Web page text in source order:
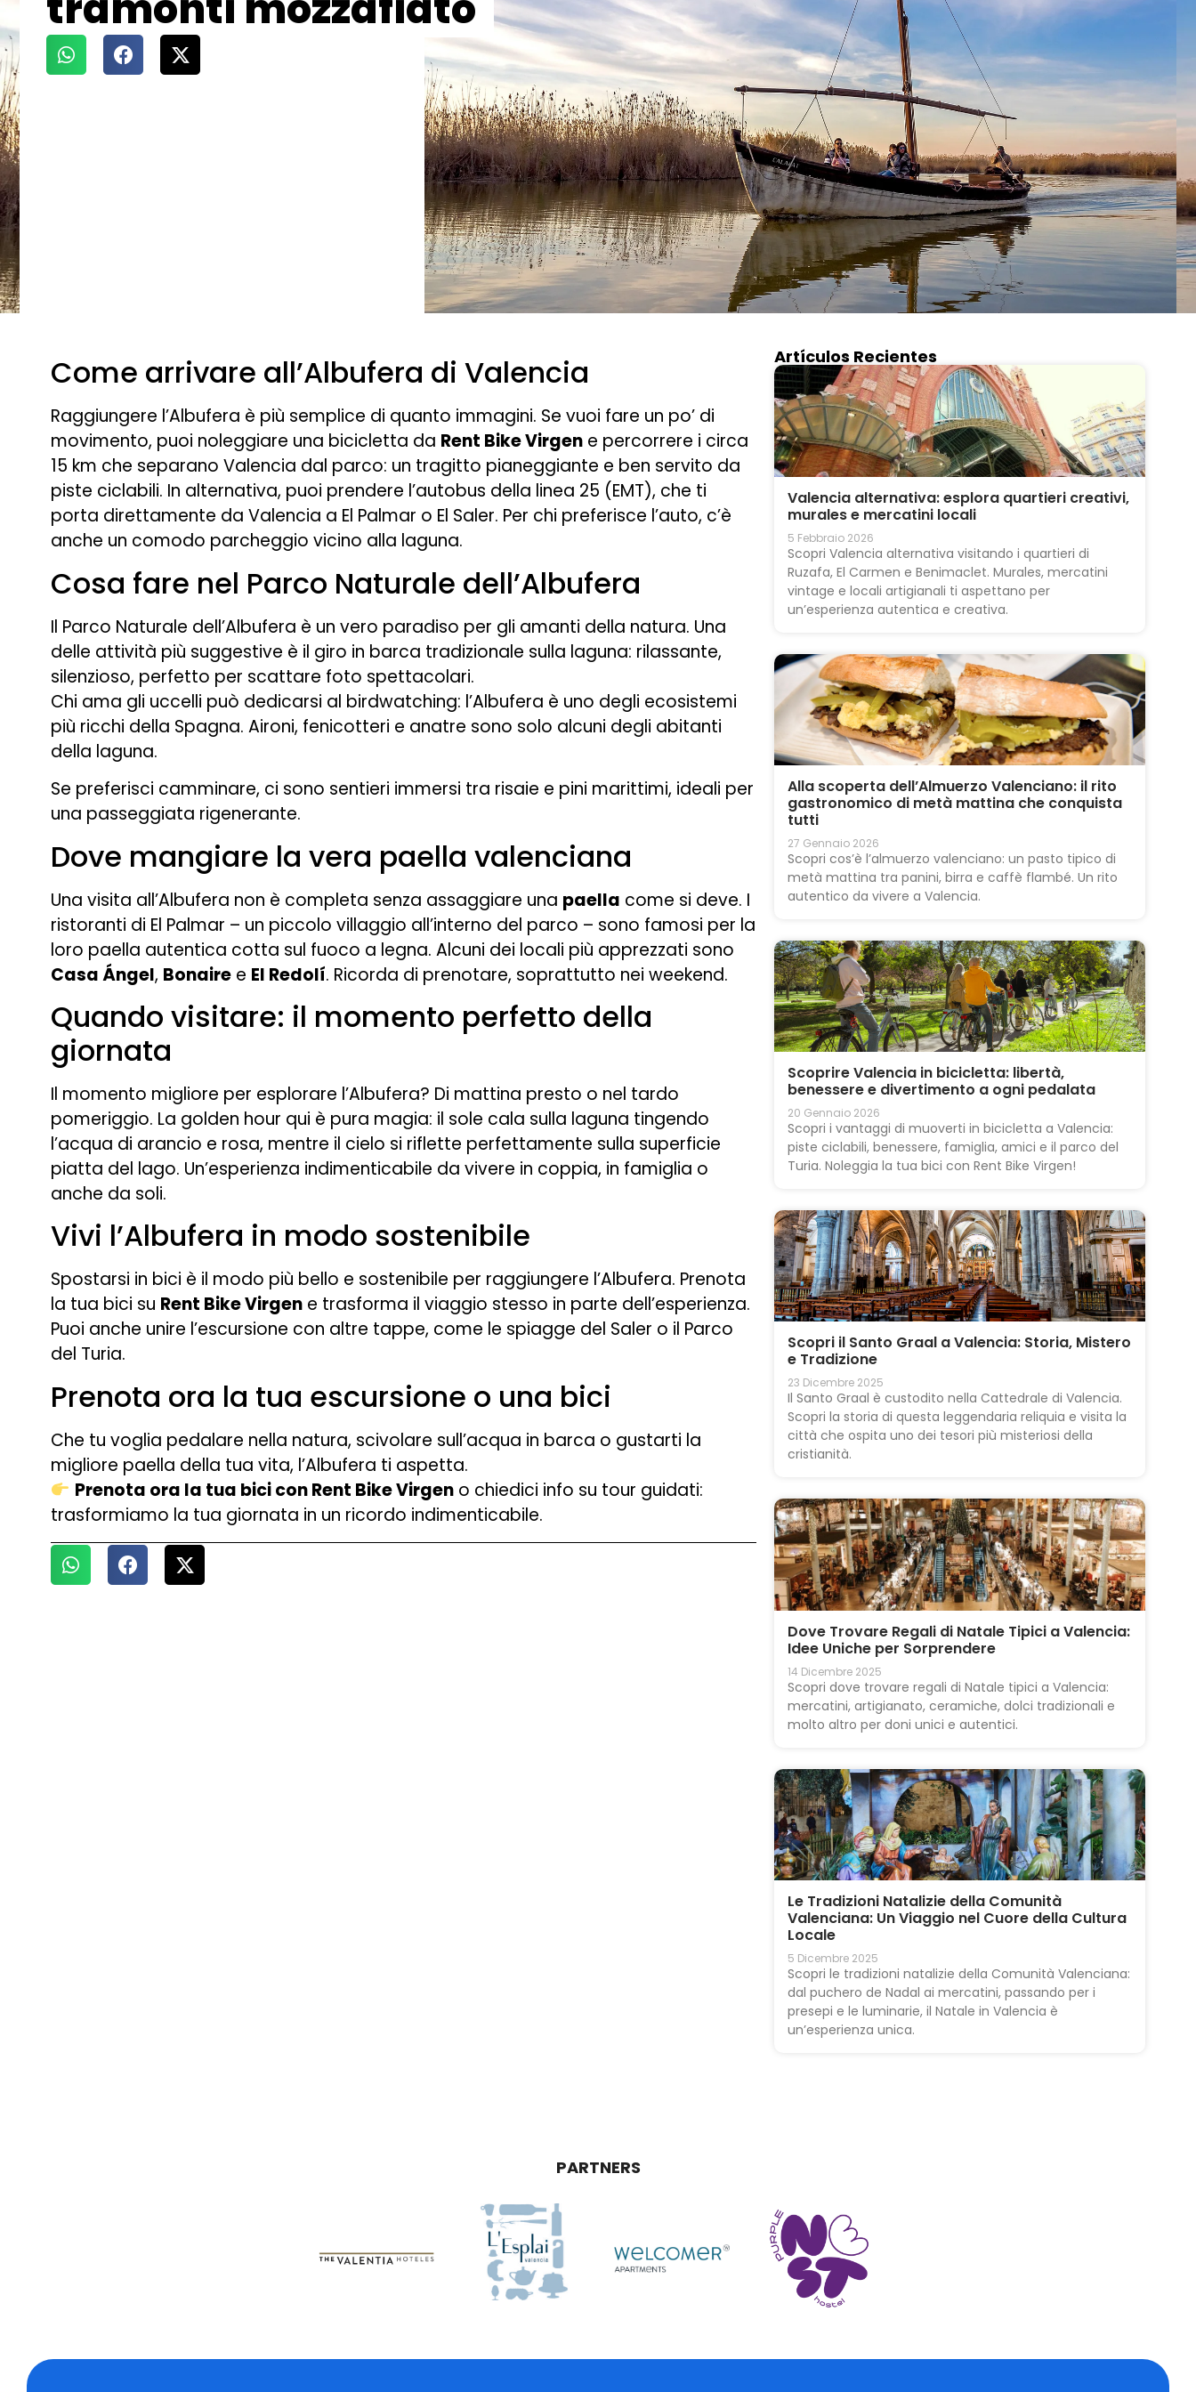
Come arrivare all’Albufera di Valencia
Raggiungere l’Albufera è più semplice di quanto immagini. Se vuoi fare un po’ di
movimento, puoi noleggiare una bicicletta da Rent Bike Virgen e percorrere i circa
15 km che separano Valencia dal parco: un tragitto pianeggiante e ben servito da
piste ciclabili. In alternativa, puoi prendere l’autobus della linea 25 (EMT), che ti
porta direttamente da Valencia a El Palmar o El Saler. Per chi preferisce l’auto, c’è
anche un comodo parcheggio vicino alla laguna.
Cosa fare nel Parco Naturale dell’Albufera
Il Parco Naturale dell’Albufera è un vero paradiso per gli amanti della natura. Una
delle attività più suggestive è il giro in barca tradizionale sulla laguna: rilassante,
silenzioso, perfetto per scattare foto spettacolari.
Chi ama gli uccelli può dedicarsi al birdwatching: l’Albufera è uno degli ecosistemi
più ricchi della Spagna. Aironi, fenicotteri e anatre sono solo alcuni degli abitanti
della laguna.
Se preferisci camminare, ci sono sentieri immersi tra risaie e pini marittimi, ideali per
una passeggiata rigenerante.
Dove mangiare la vera paella valenciana
Una visita all’Albufera non è completa senza assaggiare una paella come si deve. I
ristoranti di El Palmar – un piccolo villaggio all’interno del parco – sono famosi per la
loro paella autentica cotta sul fuoco a legna. Alcuni dei locali più apprezzati sono
Casa Ángel, Bonaire e El Redolí. Ricorda di prenotare, soprattutto nei weekend.
Quando visitare: il momento perfetto della
giornata
Il momento migliore per esplorare l’Albufera? Di mattina presto o nel tardo
pomeriggio. La golden hour qui è pura magia: il sole cala sulla laguna tingendo
l’acqua di arancio e rosa, mentre il cielo si riflette perfettamente sulla superficie
piatta del lago. Un’esperienza indimenticabile da vivere in coppia, in famiglia o
anche da soli.
Vivi l’Albufera in modo sostenibile
Spostarsi in bici è il modo più bello e sostenibile per raggiungere l’Albufera. Prenota
la tua bici su Rent Bike Virgen e trasforma il viaggio stesso in parte dell’esperienza.
Puoi anche unire l’escursione con altre tappe, come le spiagge del Saler o il Parco
del Turia.
Prenota ora la tua escursione o una bici
Che tu voglia pedalare nella natura, scivolare sull’acqua in barca o gustarti la
migliore paella della tua vita, l’Albufera ti aspetta.
Prenota ora la tua bici con Rent Bike Virgeno chiedici info su tour guidati:
trasformiamo la tua giornata in un ricordo indimenticabile.
Artículos Recientes
Valencia alternativa: esplora quartieri creativi,
murales e mercatini locali
5 Febbraio 2026
Scopri Valencia alternativa visitando i quartieri di
Ruzafa, El Carmen e Benimaclet. Murales, mercatini
vintage e locali artigianali ti aspettano per
un’esperienza autentica e creativa.
Alla scoperta dell’Almuerzo Valenciano: il rito
gastronomico di metà mattina che conquista
tutti
27 Gennaio 2026
Scopri cos’è l’almuerzo valenciano: un pasto tipico di
metà mattina tra panini, birra e caffè flambé. Un rito
autentico da vivere a Valencia.
Scoprire Valencia in bicicletta: libertà,
benessere e divertimento a ogni pedalata
20 Gennaio 2026
Scopri i vantaggi di muoverti in bicicletta a Valencia:
piste ciclabili, benessere, famiglia, amici e il parco del
Turia. Noleggia la tua bici con Rent Bike Virgen!
Scopri il Santo Graal a Valencia: Storia, Mistero
e Tradizione
23 Dicembre 2025
Il Santo Graal è custodito nella Cattedrale di Valencia.
Scopri la storia di questa leggendaria reliquia e visita la
città che ospita uno dei tesori più misteriosi della
cristianità.
Dove Trovare Regali di Natale Tipici a Valencia:
Idee Uniche per Sorprendere
14 Dicembre 2025
Scopri dove trovare regali di Natale tipici a Valencia:
mercatini, artigianato, ceramiche, dolci tradizionali e
molto altro per doni unici e autentici.
Le Tradizioni Natalizie della Comunità
Valenciana: Un Viaggio nel Cuore della Cultura
Locale
5 Dicembre 2025
Scopri le tradizioni natalizie della Comunità Valenciana:
dal puchero de Nadal ai mercatini, passando per i
presepi e le luminarie, il Natale in Valencia è
un’esperienza unica.
PARTNERS